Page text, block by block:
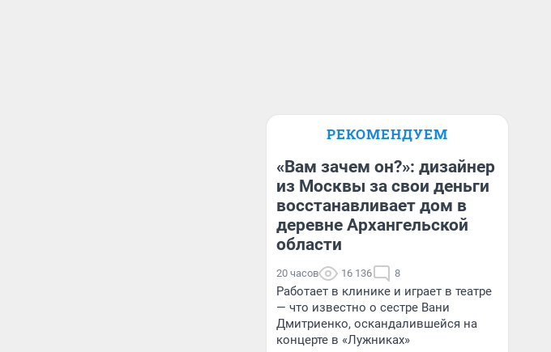
РЕКОМЕНДУЕМ
«Вам зачем он?»: дизайнер
из Москвы за свои деньги
восстанавливает дом в
деревне Архангельской
области
20 часов 16 136 8
Работает в клинике и играет в театре
— что известно о сестре Вани
Дмитриенко, оскандалившейся на
концерте в «Лужниках»